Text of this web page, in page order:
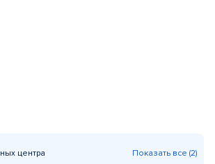
центра Показать все (2)